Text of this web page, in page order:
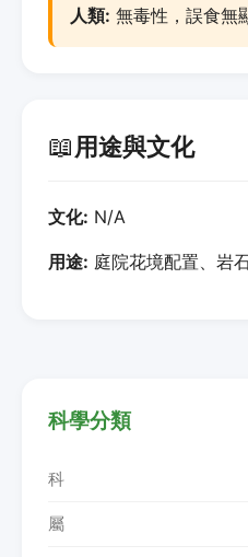
人類: 無毒性，誤食無
📖用途與文化
文化: N/A
用途: 庭院花境配置、岩
科學分類
科
屬